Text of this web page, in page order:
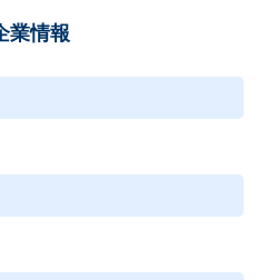
業情報